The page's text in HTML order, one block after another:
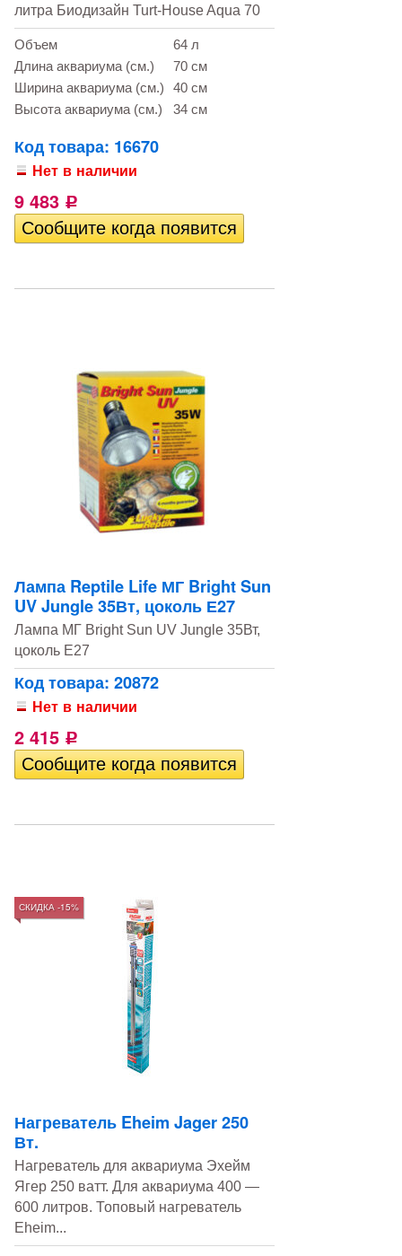
литра Биодизайн Turt-House Aqua 70
Объем
64 л
Длина аквариума (см.)
70 см
Ширина аквариума (см.)
40 см
Высота аквариума (см.)
34 см
Код товара: 16670
Нет в наличии
9 483 Р
Лампа Reptile Life МГ Bright Sun
UV Jungle 35Вт, цоколь Е27
Лампа МГ Bright Sun UV Jungle 35Вт,
цоколь Е27
Код товара: 20872
Нет в наличии
2 415 Р
СКИДКА -15%
Нагреватель Eheim Jager 250
Вт.
Нагреватель для аквариума Эхейм
Ягер 250 ватт. Для аквариума 400 —
600 литров. Топовый нагреватель
Eheim...